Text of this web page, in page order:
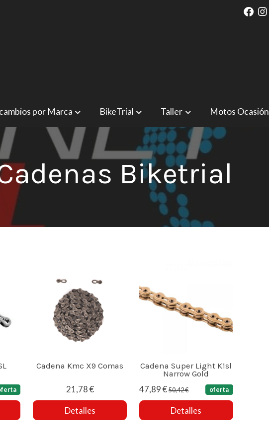
por Marca BikeTrial Taller Motos Ocasión
Biketrial
Cadena Kmc X9 Comas
21,78 €
Detalles
Cadena Super Light K1sl
Narrow Gold
47,89 €50,42 € oferta
Detalles